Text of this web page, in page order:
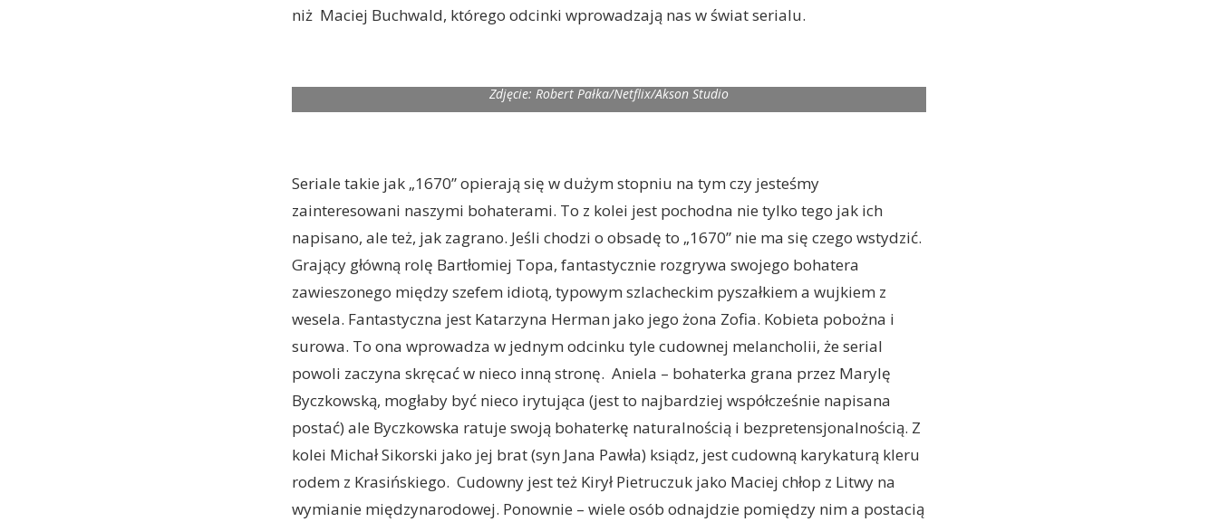
niż Maciej Buchwald, którego odcinki wprowadzają nas w świat serialu.
Zdjęcie: Robert Pałka/Netflix/Akson Studio
Seriale takie jak „1670” opierają się w dużym stopniu na tym czy jesteśmy
zainteresowani naszymi bohaterami. To z kolei jest pochodna nie tylko tego jak ich
napisano, ale też, jak zagrano. Jeśli chodzi o obsadę to „1670” nie ma się czego wstydzić.
Grający główną rolę Bartłomiej Topa, fantastycznie rozgrywa swojego bohatera
zawieszonego między szefem idiotą, typowym szlacheckim pyszałkiem a wujkiem z
wesela. Fantastyczna jest Katarzyna Herman jako jego żona Zofia. Kobieta pobożna i
surowa. To ona wprowadza w jednym odcinku tyle cudownej melancholii, że serial
powoli zaczyna skręcać w nieco inną stronę. Aniela – bohaterka grana przez Marylę
Byczkowską, mogłaby być nieco irytująca (jest to najbardziej współcześnie napisana
postać) ale Byczkowska ratuje swoją bohaterkę naturalnością i bezpretensjonalnością. Z
kolei Michał Sikorski jako jej brat (syn Jana Pawła) ksiądz, jest cudowną karykaturą kleru
rodem z Krasińskiego. Cudowny jest też Kirył Pietruczuk jako Maciej chłop z Litwy na
wymianie międzynarodowej. Ponownie – wiele osób odnajdzie pomiędzy nim a postacią